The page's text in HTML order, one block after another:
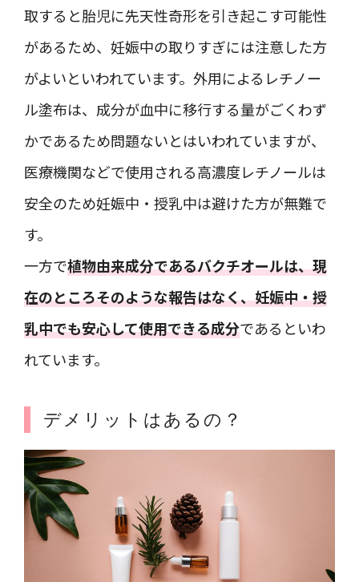
取すると胎児に先天性奇形を引き起こす可能性
があるため、妊娠中の取りすぎには注意した方
がよいといわれています。外用によるレチノー
ル塗布は、成分が血中に移行する量がごくわず
かであるため問題ないとはいわれていますが、
医療機関などで使用される高濃度レチノールは
安全のため妊娠中・授乳中は避けた方が無難で
す。
一方で植物由来成分であるバクチオールは、現
在のところそのような報告はなく、妊娠中・授
乳中でも安心して使用できる成分であるといわ
れています。
デメリットはあるの？